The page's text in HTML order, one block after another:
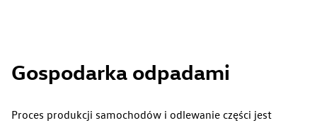
Gospodarka odpadami
Proces produkcji samochodów i odlewanie części jest